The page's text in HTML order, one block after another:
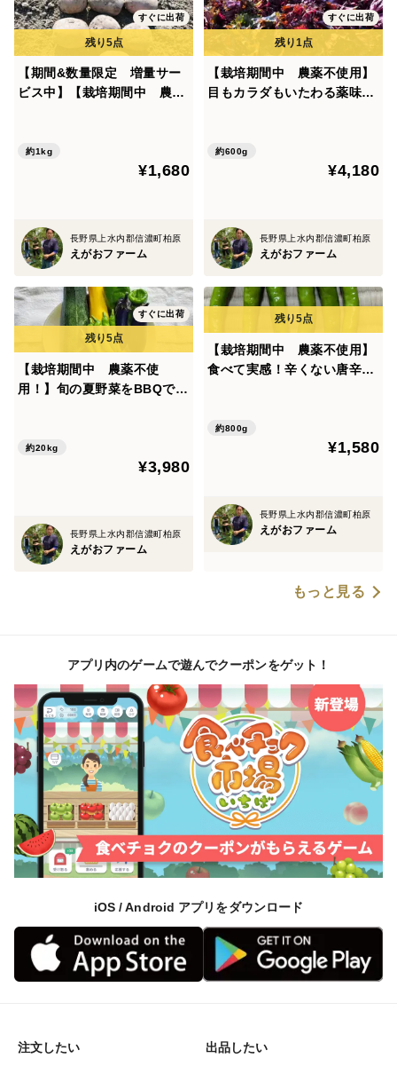
すぐに出荷
【期間&数量限定 増量サー
ビス中】【栽培期間中 農薬
ンデスレッド（1kg）
約1kg
¥1,680
長野県上水内郡信濃町柏原
えがおファーム
すぐに出荷
【栽培期間中 農薬不使用】
目もカラダもいたわる薬味！
約600g
¥4,180
長野県上水内郡信濃町柏原
えがおファーム
すぐに出荷
【栽培期間中 農薬不使
用！】旬の夏野菜をBBQで味
-5種類程度）
約20kg
¥3,980
長野県上水内郡信濃町柏原
えがおファーム
【栽培期間中 農薬不使用】
食べて実感！辛くない唐辛子
約800g
¥1,580
長野県上水内郡信濃町柏原
えがおファーム
もっと見る
アプリ内のゲームで遊んでクーポンをゲット！
iOS / Android アプリをダウンロード
注文したい 出品したい